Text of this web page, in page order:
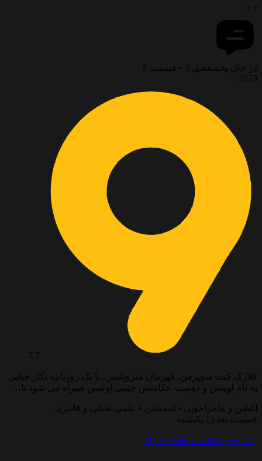
7.7
در حال پخشفصل 3 • قسمت 8
2023
7.7
کلارک کنت سوپرمن، قهرمان متروپلیس، با یک روزنامه نگار جنایی
به نام لوییس و دوست عکاسش جیمی اولسن همراه می شود تا…
اکشن و ماجراجویی • انیمیشن • علمی-تخیلی و فانتزی
قسمت بعدی: یکشنبه
My Adventures with Superman